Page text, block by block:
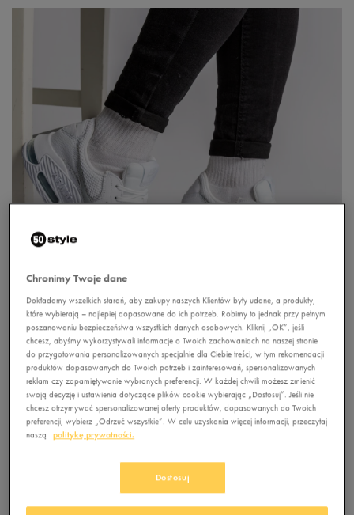
Chronimy Twoje dane
Dokładamy wszelkich starań, aby zakupy naszych Klientów były udane, a produkty,
które wybierają – najlepiej dopasowane do ich potrzeb. Robimy to jednak przy pełnym
poszanowaniu bezpieczeństwa wszystkich danych osobowych. Kliknij „OK”, jeśli
chcesz, abyśmy wykorzystywali informacje o Twoich zachowaniach na naszej stronie
do przygotowania personalizowanych specjalnie dla Ciebie treści, w tym rekomendacji
produktów dopasowanych do Twoich potrzeb i zainteresowań, spersonalizowanych
reklam czy zapamiętywanie wybranych preferencji. W każdej chwili możesz zmienić
swoją decyzję i ustawienia dotyczące plików cookie wybierając „Dostosuj”. Jeśli nie
chcesz otrzymywać spersonalizowanej oferty produktów, dopasowanych do Twoich
preferencji, wybierz „Odrzuć wszystkie”. W celu uzyskania więcej informacji, przeczytaj
naszą
politykę prywatności.
Dostosuj